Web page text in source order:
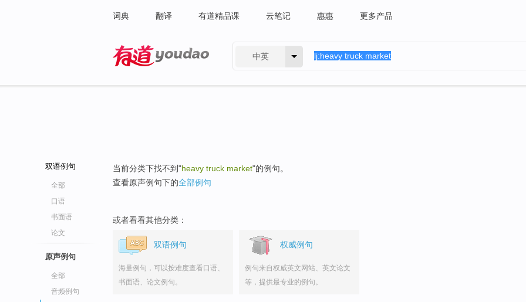
词典 翻译 有道精品课 云笔记 惠惠 更多产品
中英
双语例句
全部
口语
书面语
论文
原声例句
全部
音频例句
当前分类下找不到"heavy truck market"的例句。
查看原声例句下的全部例句
或者看看其他分类：
双语例句
海量例句，可以按难度查看口语、
书面语、论文例句。
权威例句
例句来自权威英文网站、英文论文
等，提供最专业的例句。